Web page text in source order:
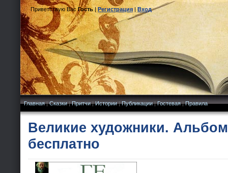
Приветствую Вас Гость|Регистрация|Вход
Главная|Сказки|Притчи|Истории|Публикации|Гостевая|Правила
Великие художники. Альбом
бесплатно